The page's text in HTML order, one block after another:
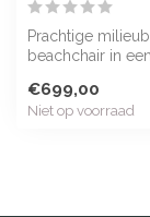
Prachtige
beachchair in
blokjes...
€699,00
Niet op voorraad